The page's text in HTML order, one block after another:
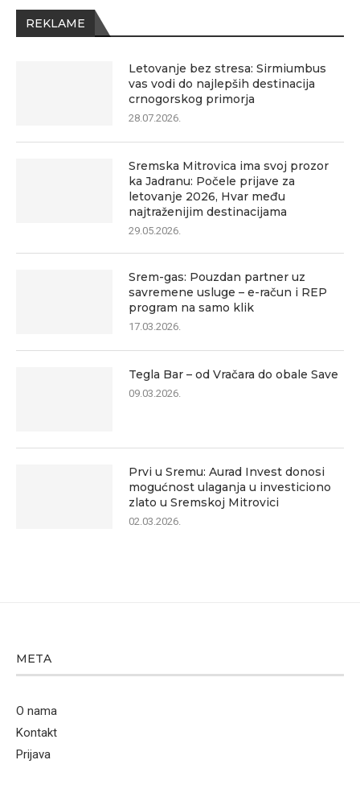
REKLAME
Letovanje bez stresa: Sirmiumbus
vas vodi do najlepših destinacija
crnogorskog primorja
28.07.2026.
Sremska Mitrovica ima svoj prozor
ka Jadranu: Počele prijave za
letovanje 2026, Hvar među
najtraženijim destinacijama
29.05.2026.
Srem-gas: Pouzdan partner uz
savremene usluge – e-račun i REP
program na samo klik
17.03.2026.
Tegla Bar – od Vračara do obale Save
09.03.2026.
Prvi u Sremu: Aurad Invest donosi
mogućnost ulaganja u investiciono
zlato u Sremskoj Mitrovici
02.03.2026.
META
O nama
Kontakt
Prijava